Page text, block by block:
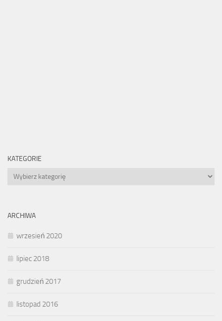
KATEGORIE
Kategorie
ARCHIWA
wrzesień 2020
lipiec 2018
grudzień 2017
listopad 2016